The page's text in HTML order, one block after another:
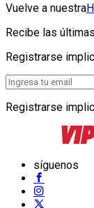
Vuelve a nuestra
Recibe las
Registrarse
Registrarse
síguenos